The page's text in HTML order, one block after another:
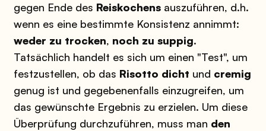
gegen Ende des Reiskochensauszuführen, d.h.
wenn es eine bestimmte Konsistenz annimmt:
weder zu trocken, noch zu suppig.
Tatsächlich handelt es sich um einen "Test", um
festzustellen, ob das Risotto dicht und cremig
genug ist und gegebenenfalls einzugreifen, um
das gewünschte Ergebnis zu erzielen. Um diese
Überprüfung durchzuführen, muss man den